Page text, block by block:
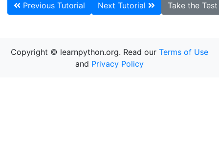
Previous Tutorial Next Tutorial Take the
Copyright © learnpython.org. Read our Terms of Use
and Privacy Policy